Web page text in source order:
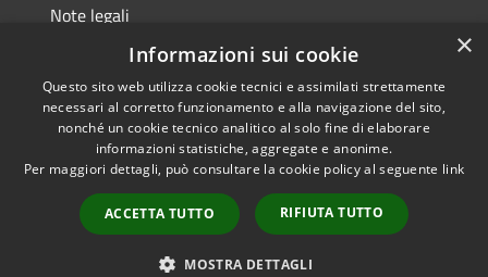
Note legali
Dichiarazione di accessibilità
RSS
Accessibilità
Copyright © 2026 • Comune di
Dossena • Powered by
Municipium•
Accesso
redazione
×
Informazioni sui cookie
Questo sito web utilizza cookie tecnici e assimilati strettamente
necessari al corretto funzionamento e alla navigazione del sito,
nonché un cookie tecnico analitico al solo fine di elaborare
informazioni statistiche, aggregate e anonime.
Per maggiori dettagli, può consultare la cookie policy al seguente link
ACCETTA TUTTO RIFIUTA TUTTO
MOSTRA DETTAGLI